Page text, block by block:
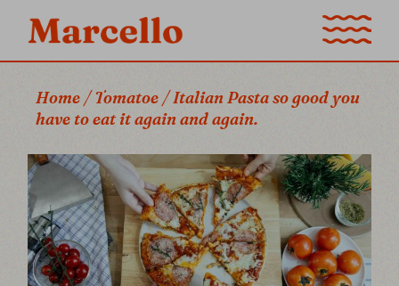
Home Tomatoe
Italian Pasta so good you
have to eat it again and again.